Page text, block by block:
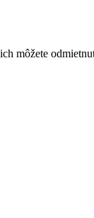
môžete